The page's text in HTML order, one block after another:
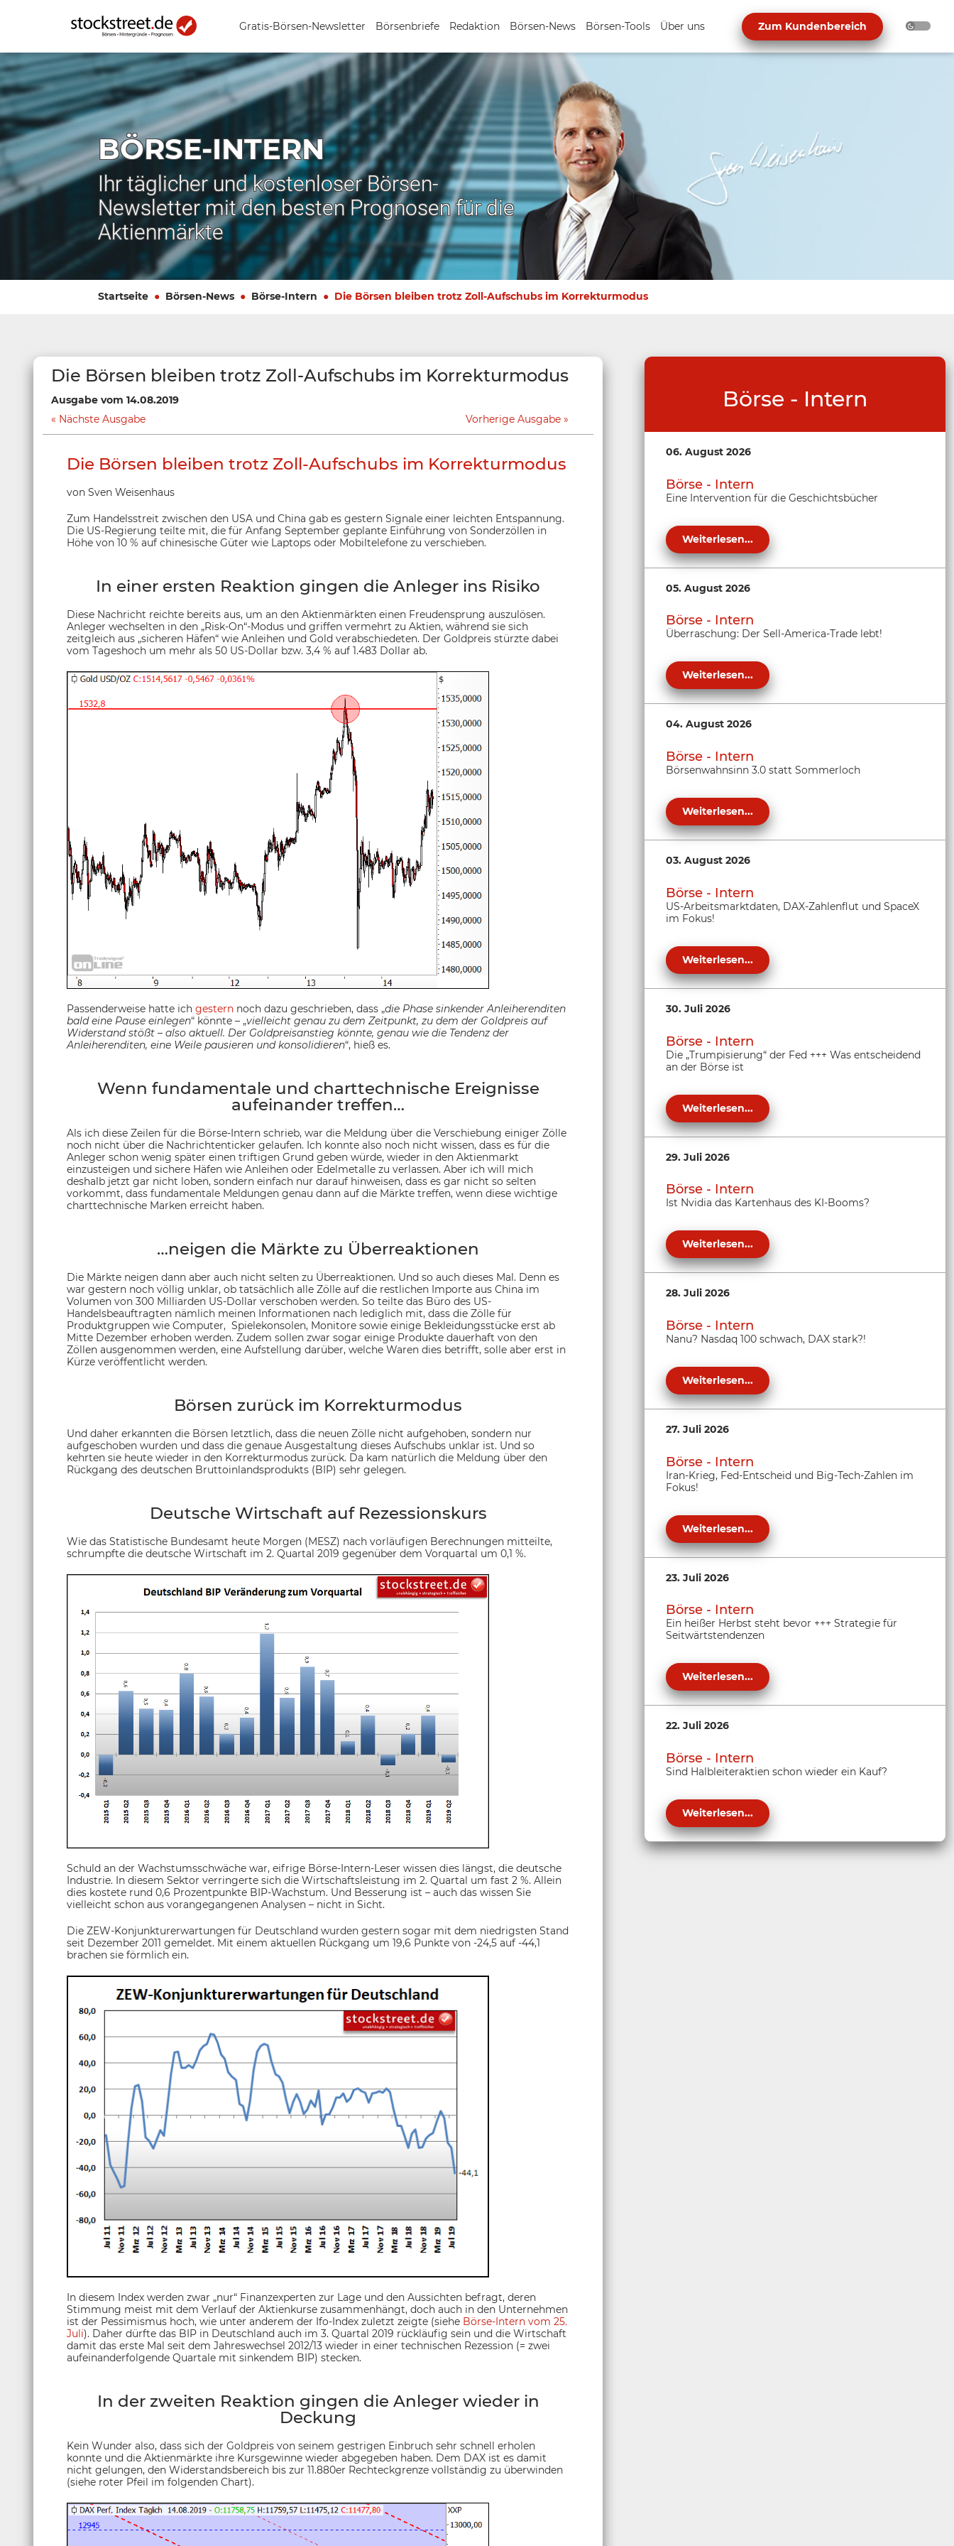
Gratis-Börsen-Newsletter Börsenbriefe Redaktion Börsen-News Börsen-Tools Über uns Zum Kundenbereich
BÖRSE-INTERN
Ihr täglicher und kostenloser Börsen-
Newsletter mit den besten Prognosen für die
Aktienmärkte
Startseite Börsen-News Börse-Intern Die Börsen bleiben trotz Zoll-Aufschubs im Korrekturmodus
Die Börsen bleiben trotz Zoll-Aufschubs im Korrekturmodus
Ausgabe vom 14.08.2019
Nächste Ausgabe
Vorherige Ausgabe
Die Börsen bleiben trotz Zoll-Aufschubs im Korrekturmodus
von Sven Weisenhaus
Zum Handelsstreit zwischen den USA und China gab es gestern Signale einer leichten Entspannung.
Die US-Regierung teilte mit, die für Anfang September geplante Einführung von Sonderzöllen in
Höhe von 10 % auf chinesische Güter wie Laptops oder Mobiltelefone zu verschieben.
In einer ersten Reaktion gingen die Anleger ins Risiko
Diese Nachricht reichte bereits aus, um an den Aktienmärkten einen Freudensprung auszulösen.
Anleger wechselten in den „Risk-On“-Modus und griffen vermehrt zu Aktien, während sie sich
zeitgleich aus „sicheren Häfen“ wie Anleihen und Gold verabschiedeten. Der Goldpreis stürzte dabei
vom Tageshoch um mehr als 50 US-Dollar bzw. 3,4 % auf 1.483 Dollar ab.
Passenderweise hatte ich gestern noch dazu geschrieben, dass „die Phase sinkender Anleiherenditen
bald eine Pause einlegen“ könnte – „vielleicht genau zu dem Zeitpunkt, zu dem der Goldpreis auf
Widerstand stößt – also aktuell. Der Goldpreisanstieg könnte, genau wie die Tendenz der
Anleiherenditen, eine Weile pausieren und konsolidieren“, hieß es.
Wenn fundamentale und charttechnische Ereignisse
aufeinander treffen…
Als ich diese Zeilen für die Börse-Intern schrieb, war die Meldung über die Verschiebung einiger Zölle
noch nicht über die Nachrichtenticker gelaufen. Ich konnte also noch nicht wissen, dass es für die
Anleger schon wenig später einen triftigen Grund geben würde, wieder in den Aktienmarkt
einzusteigen und sichere Häfen wie Anleihen oder Edelmetalle zu verlassen. Aber ich will mich
deshalb jetzt gar nicht loben, sondern einfach nur darauf hinweisen, dass es gar nicht so selten
vorkommt, dass fundamentale Meldungen genau dann auf die Märkte treffen, wenn diese wichtige
charttechnische Marken erreicht haben.
…neigen die Märkte zu Überreaktionen
Die Märkte neigen dann aber auch nicht selten zu Überreaktionen. Und so auch dieses Mal. Denn es
war gestern noch völlig unklar, ob tatsächlich alle Zölle auf die restlichen Importe aus China im
Volumen von 300 Milliarden US-Dollar verschoben werden. So teilte das Büro des US-
Handelsbeauftragten nämlich meinen Informationen nach lediglich mit, dass die Zölle für
Produktgruppen wie Computer, Spielekonsolen, Monitore sowie einige Bekleidungsstücke erst ab
Mitte Dezember erhoben werden. Zudem sollen zwar sogar einige Produkte dauerhaft von den
Zöllen ausgenommen werden, eine Aufstellung darüber, welche Waren dies betrifft, solle aber erst in
Kürze veröffentlicht werden.
Börsen zurück im Korrekturmodus
Und daher erkannten die Börsen letztlich, dass die neuen Zölle nicht aufgehoben, sondern nur
aufgeschoben wurden und dass die genaue Ausgestaltung dieses Aufschubs unklar ist. Und so
kehrten sie heute wieder in den Korrekturmodus zurück. Da kam natürlich die Meldung über den
Rückgang des deutschen Bruttoinlandsprodukts (BIP) sehr gelegen.
Deutsche Wirtschaft auf Rezessionskurs
Wie das Statistische Bundesamt heute Morgen (MESZ) nach vorläufigen Berechnungen mitteilte,
schrumpfte die deutsche Wirtschaft im 2. Quartal 2019 gegenüber dem Vorquartal um 0,1 %.
Schuld an der Wachstumsschwäche war, eifrige Börse-Intern-Leser wissen dies längst, die deutsche
Industrie. In diesem Sektor verringerte sich die Wirtschaftsleistung im 2. Quartal um fast 2 %. Allein
dies kostete rund 0,6 Prozentpunkte BIP-Wachstum. Und Besserung ist – auch das wissen Sie
vielleicht schon aus vorangegangenen Analysen – nicht in Sicht.
Die ZEW-Konjunkturerwartungen für Deutschland wurden gestern sogar mit dem niedrigsten Stand
seit Dezember 2011 gemeldet. Mit einem aktuellen Rückgang um 19,6 Punkte von -24,5 auf -44,1
brachen sie förmlich ein.
In diesem Index werden zwar „nur“ Finanzexperten zur Lage und den Aussichten befragt, deren
Stimmung meist mit dem Verlauf der Aktienkurse zusammenhängt, doch auch in den Unternehmen
ist der Pessimismus hoch, wie unter anderem der Ifo-Index zuletzt zeigte (siehe Börse-Intern vom 25.
Juli). Daher dürfte das BIP in Deutschland auch im 3. Quartal 2019 rückläufig sein und die Wirtschaft
damit das erste Mal seit dem Jahreswechsel 2012/13 wieder in einer technischen Rezession (= zwei
aufeinanderfolgende Quartale mit sinkendem BIP) stecken.
In der zweiten Reaktion gingen die Anleger wieder in
Deckung
Kein Wunder also, dass sich der Goldpreis von seinem gestrigen Einbruch sehr schnell erholen
konnte und die Aktienmärkte ihre Kursgewinne wieder abgegeben haben. Dem DAX ist es damit
nicht gelungen, den Widerstandsbereich bis zur 11.880er Rechteckgrenze vollständig zu überwinden
(siehe roter Pfeil im folgenden Chart).
Börse - Intern
06. August 2026
Börse - Intern
Eine Intervention für die Geschichtsbücher
Weiterlesen...
05. August 2026
Börse - Intern
Überraschung: Der Sell-America-Trade lebt!
Weiterlesen...
04. August 2026
Börse - Intern
Börsenwahnsinn 3.0 statt Sommerloch
Weiterlesen...
03. August 2026
Börse - Intern
US-Arbeitsmarktdaten, DAX-Zahlenflut und SpaceX
im Fokus!
Weiterlesen...
30. Juli 2026
Börse - Intern
Die „Trumpisierung“ der Fed +++ Was entscheidend
an der Börse ist
Weiterlesen...
29. Juli 2026
Börse - Intern
Ist Nvidia das Kartenhaus des KI-Booms?
Weiterlesen...
28. Juli 2026
Börse - Intern
Nanu? Nasdaq 100 schwach, DAX stark?!
Weiterlesen...
27. Juli 2026
Börse - Intern
Iran-Krieg, Fed-Entscheid und Big-Tech-Zahlen im
Fokus!
Weiterlesen...
23. Juli 2026
Börse - Intern
Ein heißer Herbst steht bevor +++ Strategie für
Seitwärtstendenzen
Weiterlesen...
22. Juli 2026
Börse - Intern
Sind Halbleiteraktien schon wieder ein Kauf?
Weiterlesen...